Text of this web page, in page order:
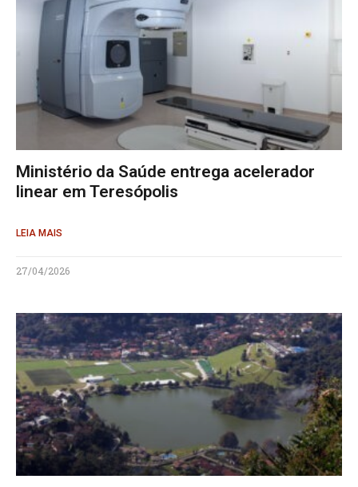
Ministério da Saúde entrega acelerador
linear em Teresópolis
LEIA MAIS
27/04/2026